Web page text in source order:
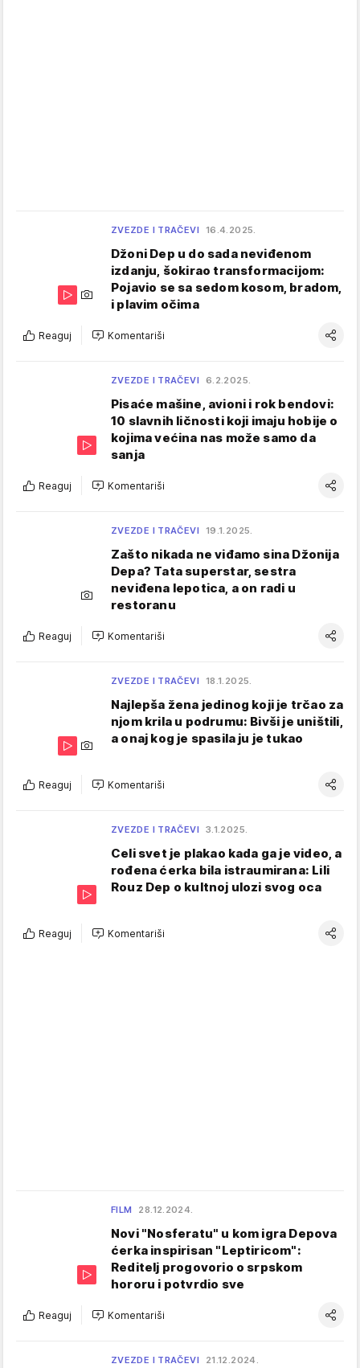
ZVEZDE I TRAČEVI 16.4.2025.
Džoni Dep u do sada neviđenom
izdanju, šokirao transformacijom:
Pojavio se sa sedom kosom, bradom,
i plavim očima
Reaguj Komentariši
ZVEZDE I TRAČEVI 6.2.2025.
Pisaće mašine, avioni i rok bendovi:
10 slavnih ličnosti koji imaju hobije o
kojima većina nas može samo da
sanja
Reaguj Komentariši
ZVEZDE I TRAČEVI 19.1.2025.
Zašto nikada ne viđamo sina Džonija
Depa? Tata superstar, sestra
neviđena lepotica, a on radi u
restoranu
Reaguj Komentariši
ZVEZDE I TRAČEVI 18.1.2025.
Najlepša žena jedinog koji je trčao za
njom krila u podrumu: Bivši je uništili,
a onaj kog je spasila ju je tukao
Reaguj Komentariši
ZVEZDE I TRAČEVI 3.1.2025.
Celi svet je plakao kada ga je video, a
rođena ćerka bila istraumirana: Lili
Rouz Dep o kultnoj ulozi svog oca
Reaguj Komentariši
FILM 28.12.2024.
Novi "Nosferatu" u kom igra Depova
ćerka inspirisan "Leptiricom":
Reditelj progovorio o srpskom
hororu i potvrdio sve
Reaguj Komentariši
ZVEZDE I TRAČEVI 21.12.2024.